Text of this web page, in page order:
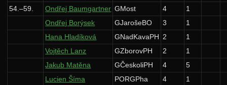
54.–59.
Ondřej Baumgartner GMost 4
1
Ondřej Borýsek
GJarošeBO 3
1
Hana Hladíková
GNadKavaPH 2
1
Vojtěch Lanz
GZborovPH 2
1
Jakub Matěna
GČeskoliPH 4
5
Lucien Šíma
PORGPha 4
1